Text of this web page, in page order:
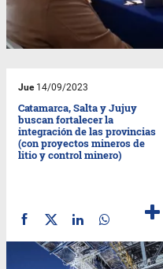
Jue14/09/2023
Catamarca, Salta y Jujuy
buscan fortalecer la
integración de las provincias
(con proyectos mineros de
litio y control minero)